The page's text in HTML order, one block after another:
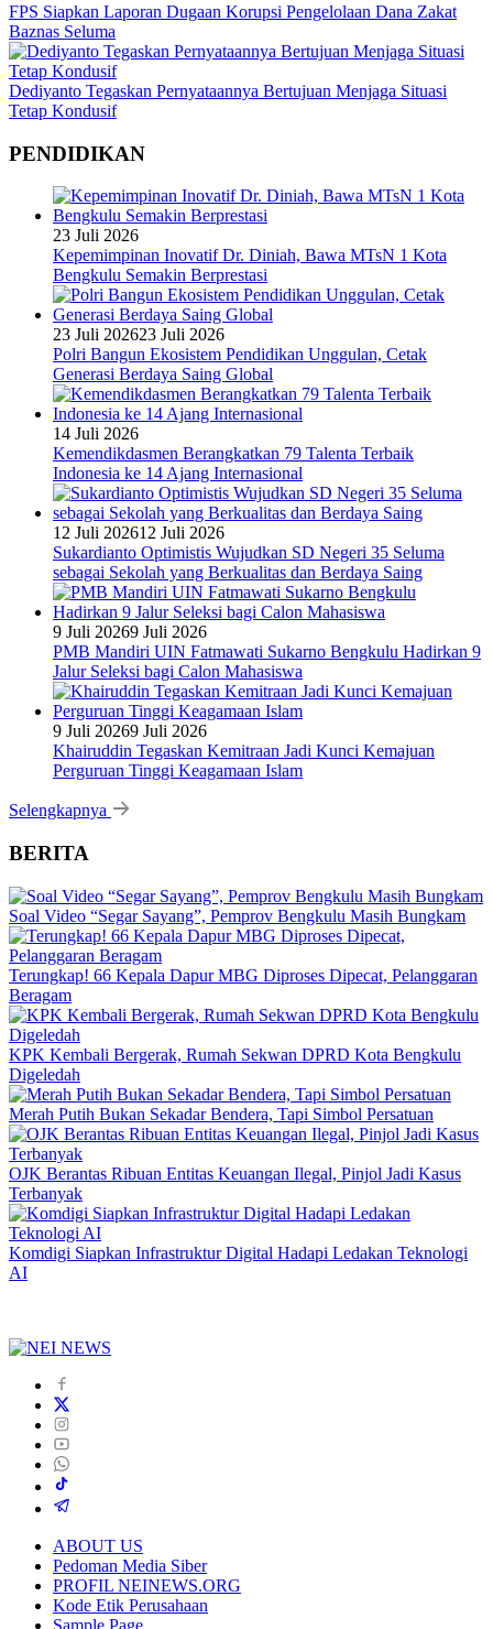
FPS Siapkan Laporan Dugaan Korupsi Pengelolaan Dana Zakat
Baznas Seluma
Dediyanto Tegaskan Pernyataannya Bertujuan Menjaga Situasi
Tetap Kondusif
PENDIDIKAN
23 Juli 2026
Kepemimpinan Inovatif Dr. Diniah, Bawa MTsN 1 Kota
Bengkulu Semakin Berprestasi
23 Juli 202623 Juli 2026
Polri Bangun Ekosistem Pendidikan Unggulan, Cetak
Generasi Berdaya Saing Global
14 Juli 2026
Kemendikdasmen Berangkatkan 79 Talenta Terbaik
Indonesia ke 14 Ajang Internasional
12 Juli 202612 Juli 2026
Sukardianto Optimistis Wujudkan SD Negeri 35 Seluma
sebagai Sekolah yang Berkualitas dan Berdaya Saing
9 Juli 20269 Juli 2026
PMB Mandiri UIN Fatmawati Sukarno Bengkulu Hadirkan 9
Jalur Seleksi bagi Calon Mahasiswa
9 Juli 20269 Juli 2026
Khairuddin Tegaskan Kemitraan Jadi Kunci Kemajuan
Perguruan Tinggi Keagamaan Islam
Selengkapnya
BERITA
Soal Video “Segar Sayang”, Pemprov Bengkulu Masih Bungkam
Terungkap! 66 Kepala Dapur MBG Diproses Dipecat, Pelanggaran
Beragam
KPK Kembali Bergerak, Rumah Sekwan DPRD Kota Bengkulu
Digeledah
Merah Putih Bukan Sekadar Bendera, Tapi Simbol Persatuan
OJK Berantas Ribuan Entitas Keuangan Ilegal, Pinjol Jadi Kasus
Terbanyak
Komdigi Siapkan Infrastruktur Digital Hadapi Ledakan Teknologi
AI
ABOUT US
Pedoman Media Siber
PROFIL NEINEWS.ORG
Kode Etik Perusahaan
Sample Page